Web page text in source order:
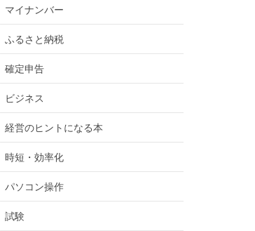
マイナンバー
ふるさと納税
確定申告
ビジネス
経営のヒントになる本
時短・効率化
パソコン操作
試験